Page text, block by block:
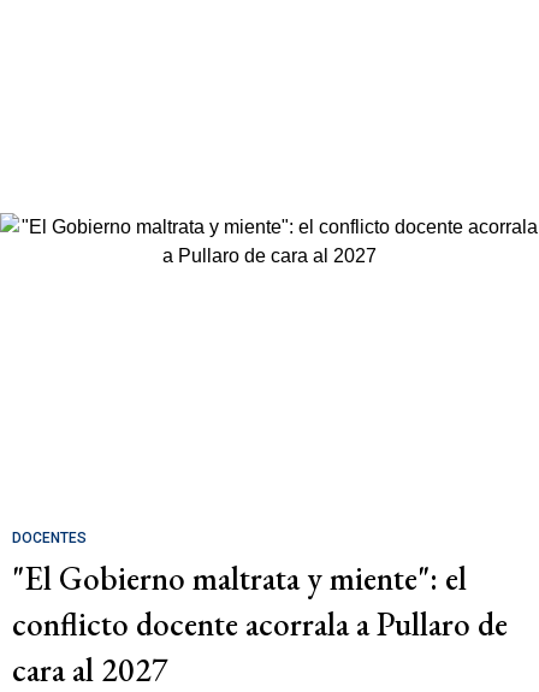
DOCENTES
"El Gobierno maltrata y miente": el
conflicto docente acorrala a Pullaro de
cara al 2027